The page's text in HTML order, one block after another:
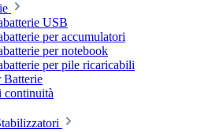
USB
per accumulatori
per notebook
per pile ricaricabili
Batterie
continuità